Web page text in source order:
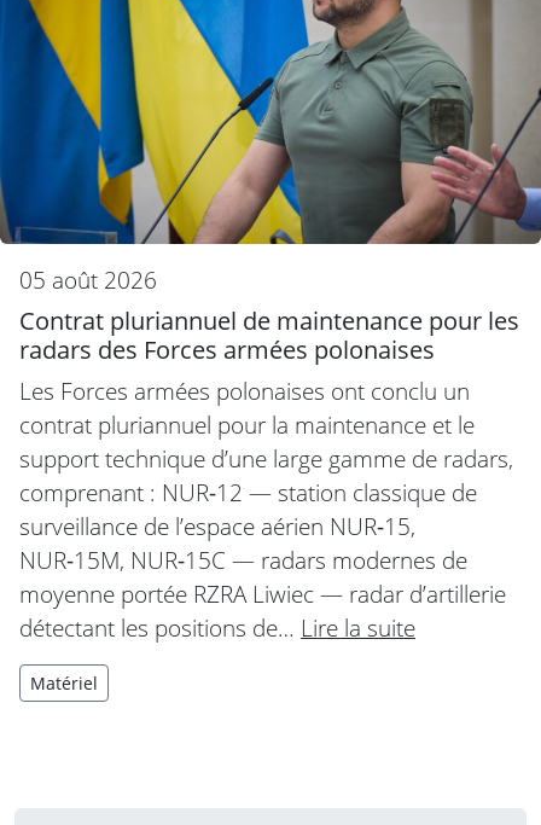
05 août 2026
Contrat pluriannuel de maintenance pour les
radars des Forces armées polonaises
Les Forces armées polonaises ont conclu un
contrat pluriannuel pour la maintenance et le
support technique d’une large gamme de radars,
comprenant : NUR‑12 — station classique de
surveillance de l’espace aérien NUR‑15,
NUR‑15M, NUR‑15C — radars modernes de
moyenne portée RZRA Liwiec — radar d’artillerie
détectant les positions de… Lire la suite
Matériel